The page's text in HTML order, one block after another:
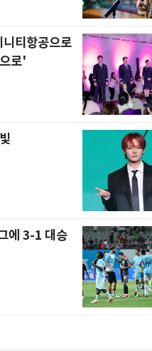
티항공으로
로'
에 3-1 대승